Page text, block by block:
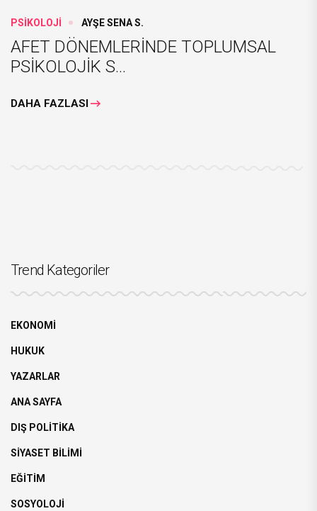
PSİKOLOJİ AYŞE SENA S.
AFET DÖNEMLERİNDE TOPLUMSAL
PSİKOLOJİK S...
DAHA FAZLASI
Trend Kategoriler
EKONOMİ
HUKUK
YAZARLAR
ANA SAYFA
DIŞ POLİTİKA
SİYASET BİLİMİ
EĞİTİM
SOSYOLOJİ